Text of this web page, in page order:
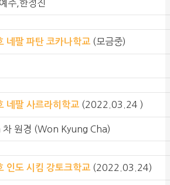
주,한정진
네팔 파탄 코카나학교 (모금중)
네팔 사르라히학교 (2022.03.24 )
원경 (Won Kyung Cha)
인도 시킴 강토크학교 (2022.03.24)